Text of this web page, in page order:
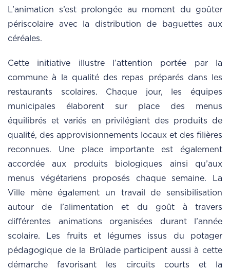
L’animation s’est prolongée au moment du goûter
périscolaire avec la distribution de baguettes aux
céréales.
Cette initiative illustre l’attention portée par la
commune à la qualité des repas préparés dans les
restaurants scolaires. Chaque jour, les équipes
municipales élaborent sur place des menus
équilibrés et variés en privilégiant des produits de
qualité, des approvisionnements locaux et des filières
reconnues. Une place importante est également
accordée aux produits biologiques ainsi qu’aux
menus végétariens proposés chaque semaine. La
Ville mène également un travail de sensibilisation
autour de l’alimentation et du goût à travers
différentes animations organisées durant l’année
scolaire. Les fruits et légumes issus du potager
pédagogique de la Brûlade participent aussi à cette
démarche favorisant les circuits courts et la